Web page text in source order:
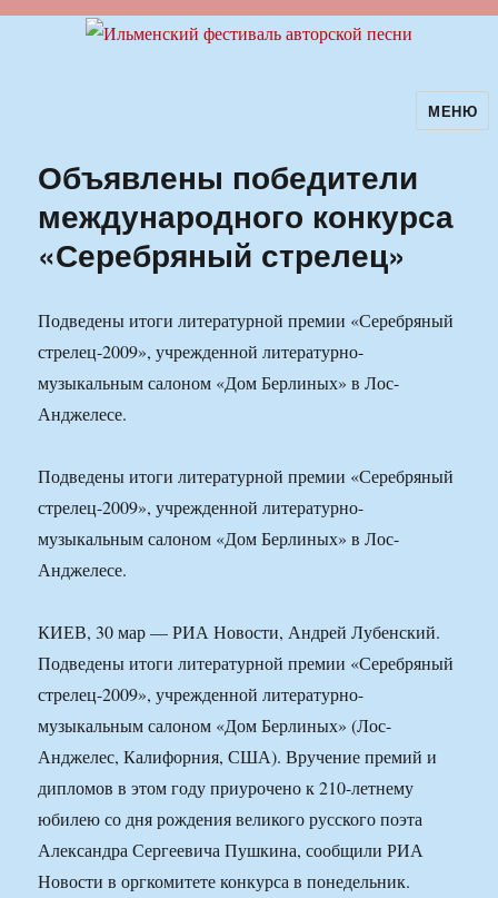
Ильменский фестиваль авторской
песни
МЕНЮ
Объявлены победители
международного конкурса
«Серебряный стрелец»
Подведены итоги литературной премии «Серебряный
стрелец-2009», учрежденной литературно-
музыкальным салоном «Дом Берлиных» в Лос-
Анджелесе.
Подведены итоги литературной премии «Серебряный
стрелец-2009», учрежденной литературно-
музыкальным салоном «Дом Берлиных» в Лос-
Анджелесе.
КИЕВ, 30 мар — РИА Новости, Андрей Лубенский.
Подведены итоги литературной премии «Серебряный
стрелец-2009», учрежденной литературно-
музыкальным салоном «Дом Берлиных» (Лос-
Анджелес, Калифорния, США). Вручение премий и
дипломов в этом году приурочено к 210-летнему
юбилею со дня рождения великого русского поэта
Александра Сергеевича Пушкина, сообщили РИА
Новости в оргкомитете конкурса в понедельник.